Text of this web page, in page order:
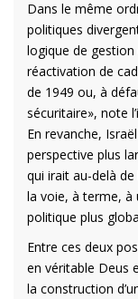
Dans le même
politiques
logique de
réactivation de
de 1949 ou, à
sécuritaire», note
En revanche,
perspective plus
qui irait au-delà
la voie, à terme, à
politique plus
Entre ces deux
en véritable Deus
la construction